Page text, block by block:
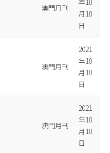
澳門月刊
年10
月10
日
澳門月刊
2021
年10
月10
日
澳門月刊
2021
年10
月10
日